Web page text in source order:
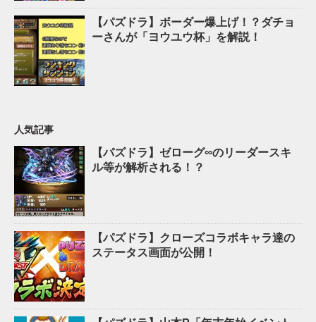
【パズドラ】ボーダー爆上げ！？ダチョ
ーさんが「ヨウユウ杯」を解説！
人気記事
【パズドラ】ゼローグ∞のリーダースキ
ル等が解析される！？
【パズドラ】クローズコラボキャラ達の
ステータス画面が公開！